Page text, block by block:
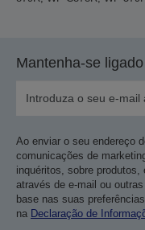
Mantenha-se
Ao enviar o seu endereço
comunicações de
inquéritos, sobre
através de e-mail ou
base nas suas
na Declaração de